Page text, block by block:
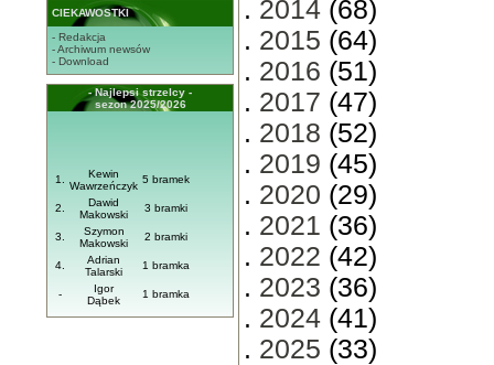
CIEKAWOSTKI
- Redakcja
- Archiwum newsów
- Download
- Najlepsi strzelcy -
sezon 2025/2026
1.
Kewin
Wawrzeńczyk
5 bramek
2.
Dawid
Makowski
3 bramki
3.
Szymon
Makowski
2 bramki
4.
Adrian
Talarski
1 bramka
-
Igor
Dąbek
1 bramka
. 2014 (68)
. 2015 (64)
. 2016 (51)
. 2017 (47)
. 2018 (52)
. 2019 (45)
. 2020 (29)
. 2021 (36)
. 2022 (42)
. 2023 (36)
. 2024 (41)
. 2025 (33)